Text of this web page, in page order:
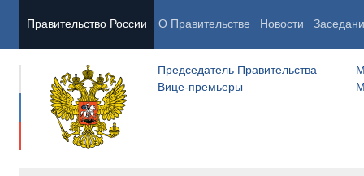
Правительство России О Правительстве Новости
Председатель Правительства
Вице-премьеры